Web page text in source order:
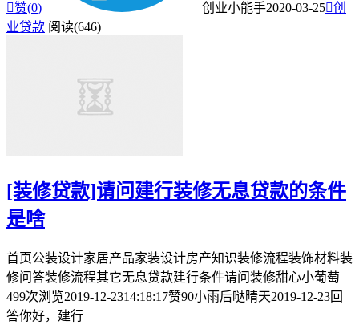
赞(0) 创业小能手2020-03-25创
业贷款 阅读(646)
[装修贷款]请问建行装修无息贷款的条件
是啥
首页公装设计家居产品家装设计房产知识装修流程装饰材料装
修问答装修流程其它无息贷款建行条件请问装修甜心小葡萄
499次浏览2019-12-2314:18:17赞90小雨后哒晴天2019-12-23回
答你好，建行